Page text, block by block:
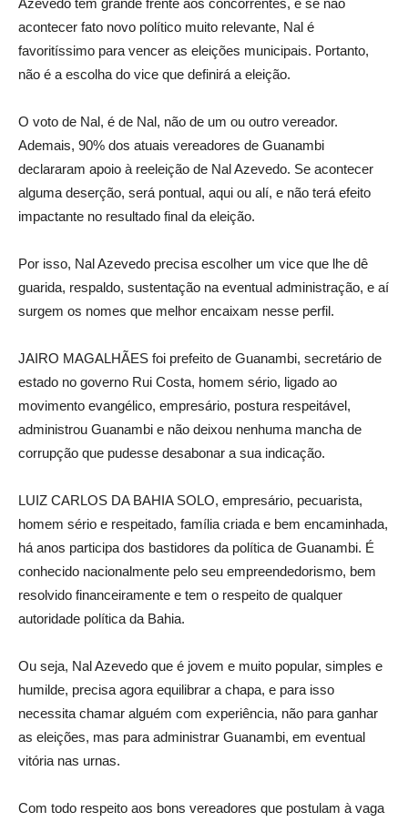
acontecer fato novo político muito relevante, Nal é
favoritíssimo para vencer as eleições municipais. Portanto,
não é a escolha do vice que definirá a eleição.
O voto de Nal, é de Nal, não de um ou outro vereador.
Ademais, 90% dos atuais vereadores de Guanambi
declararam apoio à reeleição de Nal Azevedo. Se acontecer
alguma deserção, será pontual, aqui ou alí, e não terá efeito
impactante no resultado final da eleição.
Por isso, Nal Azevedo precisa escolher um vice que lhe dê
guarida, respaldo, sustentação na eventual administração, e aí
surgem os nomes que melhor encaixam nesse perfil.
JAIRO MAGALHÃES foi prefeito de Guanambi, secretário de
estado no governo Rui Costa, homem sério, ligado ao
movimento evangélico, empresário, postura respeitável,
administrou Guanambi e não deixou nenhuma mancha de
corrupção que pudesse desabonar a sua indicação.
LUIZ CARLOS DA BAHIA SOLO, empresário, pecuarista,
homem sério e respeitado, família criada e bem encaminhada,
há anos participa dos bastidores da política de Guanambi. É
conhecido nacionalmente pelo seu empreendedorismo, bem
resolvido financeiramente e tem o respeito de qualquer
autoridade política da Bahia.
Ou seja, Nal Azevedo que é jovem e muito popular, simples e
humilde, precisa agora equilibrar a chapa, e para isso
necessita chamar alguém com experiência, não para ganhar
as eleições, mas para administrar Guanambi, em eventual
vitória nas urnas.
Com todo respeito aos bons vereadores que postulam à vaga